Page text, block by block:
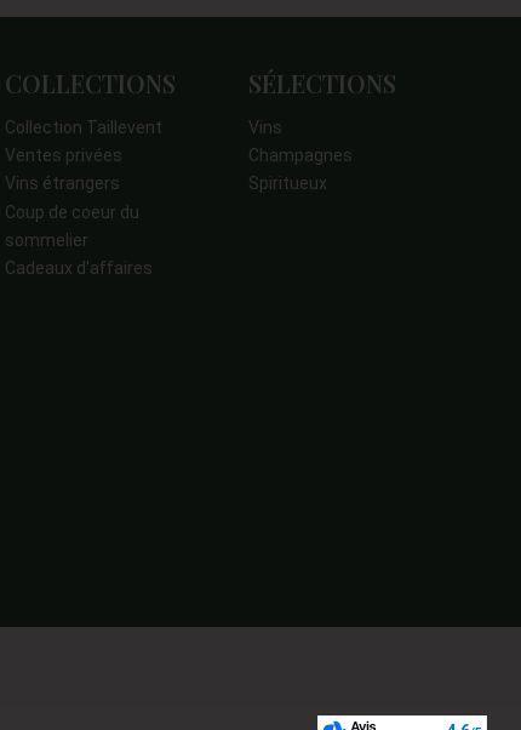
COLLECTIONS
Collection Taillevent
Ventes privées
Vins étrangers
Coup de coeur du
sommelier
Cadeaux d'affaires
SÉLECTIONS
Vins
Champagnes
Spiritueux